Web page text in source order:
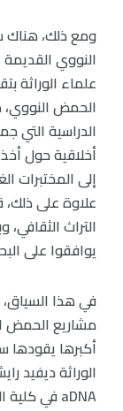
ومع ذلك،
النووي القديمة
علماء الوراثة
الحمض النووي،
الدراسية التي
أخلاقية حول
إلى المختبرات
علاوة على ذلك،
التراث الثقافي،
يوافقوا على
في هذا
مشاريع الحمض
أكبرها يقودها
الوراثة ديفيد
aDNA في كلية الطب بجامعة هارفارد.